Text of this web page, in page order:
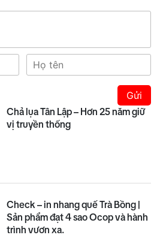
Gửi
Chả lụa Tân Lập – Hơn 25 năm giữ
vị truyền thống
Check – in nhang quế Trà Bồng |
Sản phẩm đạt 4 sao Ocop và hành
trình vươn xa.